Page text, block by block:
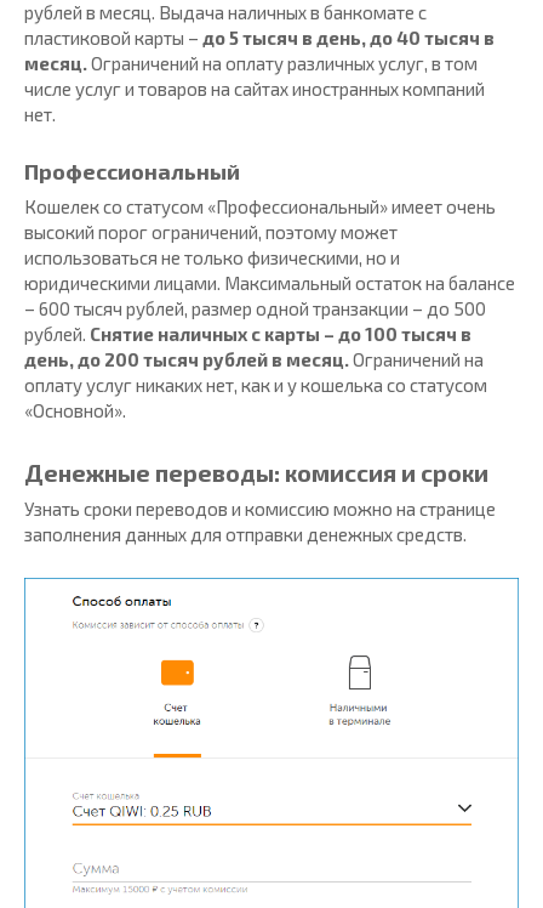
рублей в месяц. Выдача наличных в банкомате с
пластиковой карты – до 5 тысяч в день, до 40 тысяч в
месяц.Ограничений на оплату различных услуг, в том
числе услуг и товаров на сайтах иностранных компаний
нет.
Профессиональный
Кошелек со статусом «Профессиональный» имеет очень
высокий порог ограничений, поэтому может
использоваться не только физическими, но и
юридическими лицами. Максимальный остаток на балансе
– 600 тысяч рублей, размер одной транзакции – до 500
рублей. Снятие наличных с карты – до 100 тысяч в
день, до 200 тысяч рублей в месяц.Ограничений на
оплату услуг никаких нет, как и у кошелька со статусом
«Основной».
Денежные переводы: комиссия и сроки
Узнать сроки переводов и комиссию можно на странице
заполнения данных для отправки денежных средств.